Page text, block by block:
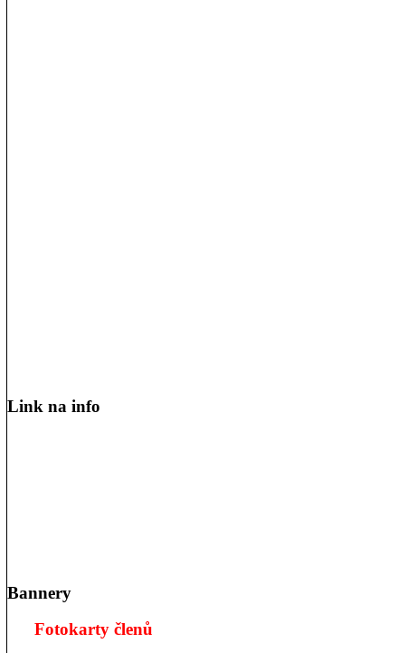
Link na info
Bannery
Fotokarty členů